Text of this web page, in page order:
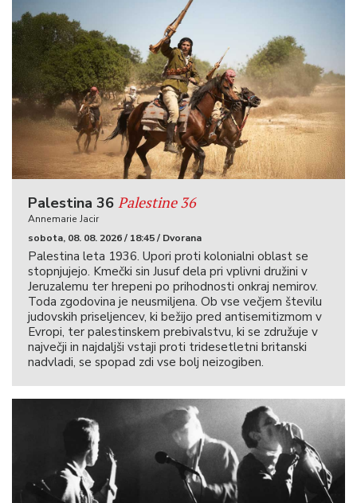
Palestina 36 Palestine 36
Annemarie Jacir
sobota, 08. 08. 2026 / 18:45 / Dvorana
Palestina leta 1936. Upori proti kolonialni oblast se
stopnjujejo. Kmečki sin Jusuf dela pri vplivni družini v
Jeruzalemu ter hrepeni po prihodnosti onkraj nemirov.
Toda zgodovina je neusmiljena. Ob vse večjem številu
judovskih priseljencev, ki bežijo pred antisemitizmom v
Evropi, ter palestinskem prebivalstvu, ki se združuje v
največji in najdaljši vstaji proti tridesetletni britanski
nadvladi, se spopad zdi vse bolj neizogiben.